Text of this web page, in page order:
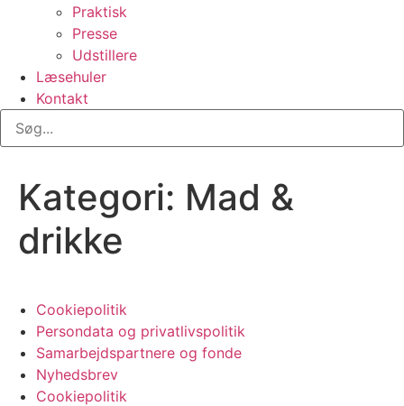
Praktisk
Presse
Udstillere
Læsehuler
Kontakt
Kategori: Mad &
drikke
Cookiepolitik
Persondata og privatlivspolitik
Samarbejdspartnere og fonde
Nyhedsbrev
Cookiepolitik